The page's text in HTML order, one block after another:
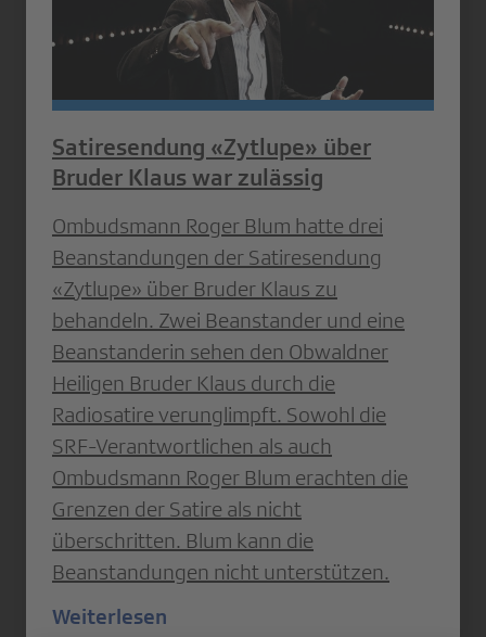
Satiresendung «Zytlupe» über
Bruder Klaus war zulässig
Ombudsmann Roger Blum hatte drei
Beanstandungen der Satiresendung
«Zytlupe» über Bruder Klaus zu
behandeln. Zwei Beanstander und eine
Beanstanderin sehen den Obwaldner
Heiligen Bruder Klaus durch die
Radiosatire verunglimpft. Sowohl die
SRF-Verantwortlichen als auch
Ombudsmann Roger Blum erachten die
Grenzen der Satire als nicht
überschritten. Blum kann die
Beanstandungen nicht unterstützen.
Weiterlesen